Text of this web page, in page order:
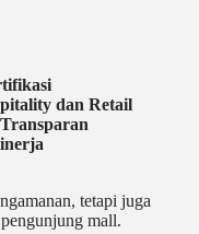
dan Retail
tetapi juga
mall.